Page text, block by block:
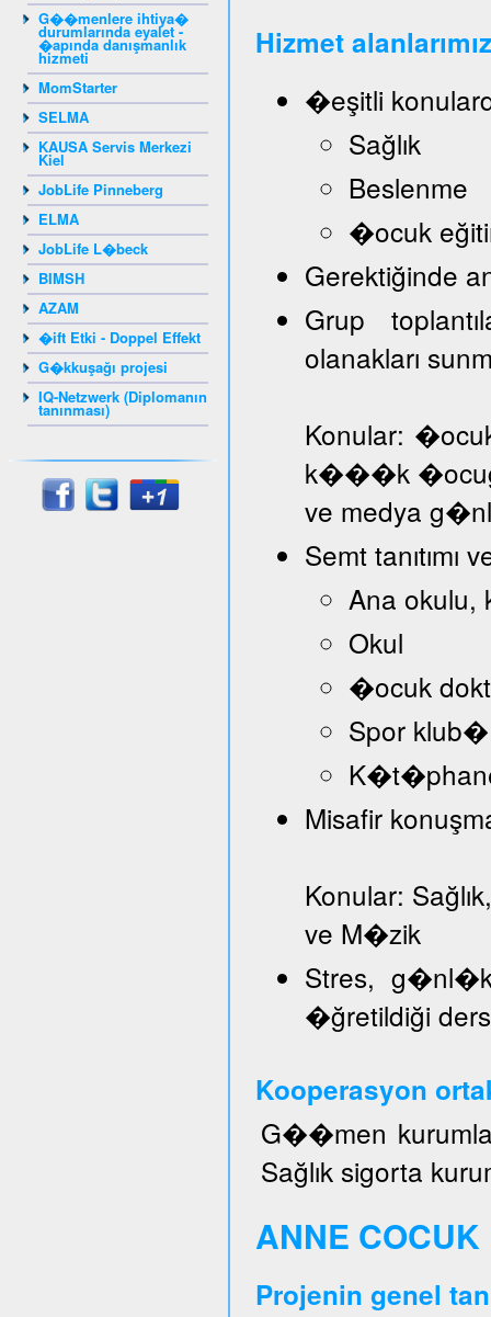
G��menlere ihtiya�
durumlarında eyalet -
�apında danışmanlık
hizmeti
MomStarter
SELMA
KAUSA Servis Merkezi
Kiel
JobLife Pinneberg
ELMA
JobLife L�beck
BIMSH
AZAM
�ift Etki - Doppel Effekt
G�kkuşağı projesi
IQ-Netzwerk (Diplomanın
tanınması)
Hizmet
�eşitli
Sağlık
Beslenme
�ocuk
Gerektiğinde
Grup
olanakları
Konular:
k���k
ve medya
Semt
Ana okulu,
Okul
�ocuk
Spor klub�
Misafir
Konular:
ve M�zik
Stres, g�nl�k
�ğretildiği
Kooperasyon
G��men
Sağlık sigorta
ANNE COCUK
Projenin genel